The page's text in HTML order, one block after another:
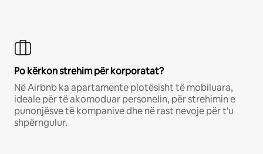
Po kërkon strehim për korporatat?
Në Airbnb ka apartamente plotësisht të mobiluara,
ideale për të akomoduar personelin, për strehimin e
punonjësve të kompanive dhe në rast nevoje për t'u
shpërngulur.